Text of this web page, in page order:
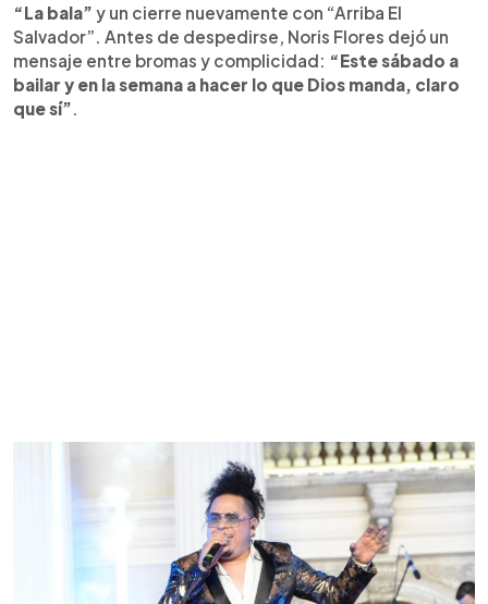
“La bala” y un cierre nuevamente con “Arriba El
Salvador”. Antes de despedirse, Noris Flores dejó un
mensaje entre bromas y complicidad: “Este sábado a
bailar y en la semana a hacer lo que Dios manda, claro
que sí”